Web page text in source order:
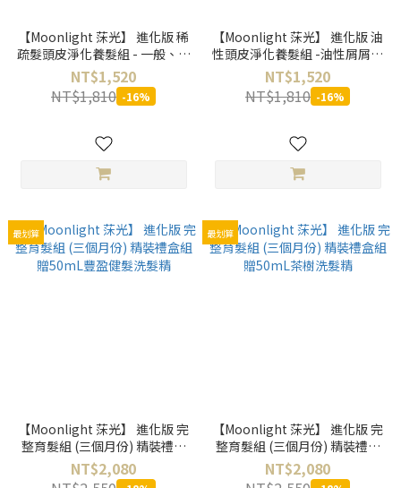
【Moonlight 莯光】 進化版 稀
疏髮頭皮淨化養髮組 - 一般、落
髮、稀疏髮適用
NT$1,520
NT$1,810 -16%
【Moonlight 莯光】 進化版 油
性頭皮淨化養髮組 -油性屑屑髮
專用
NT$1,520
NT$1,810 -16%
最划算
【Moonlight 莯光】 進化版 完
整育髮組 (三個月份) 精裝禮盒
組 贈50mL豐盈健髮洗髮精
NT$2,080
最划算
【Moonlight 莯光】 進化版 完
整育髮組 (三個月份) 精裝禮盒
組 贈50mL茶樹洗髮精
NT$2,080